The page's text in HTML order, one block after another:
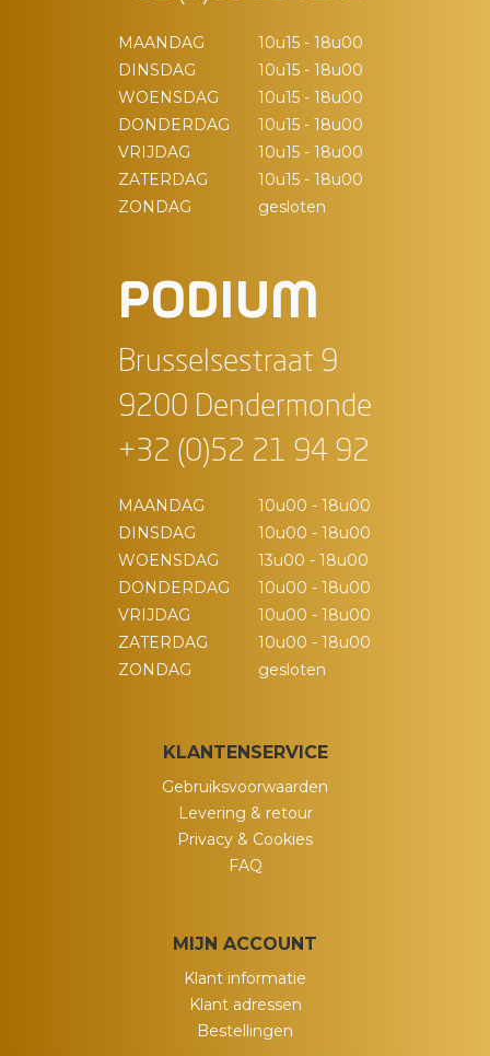
MAANDAG
10u15 - 18u00
DINSDAG
10u15 - 18u00
WOENSDAG
10u15 - 18u00
DONDERDAG
10u15 - 18u00
VRIJDAG
10u15 - 18u00
ZATERDAG
10u15 - 18u00
ZONDAG
gesloten
PODIUM
Brusselsestraat 9
9200 Dendermonde
+32 (0)52 21 94 92
MAANDAG
10u00 - 18u00
DINSDAG
10u00 - 18u00
WOENSDAG
13u00 - 18u00
DONDERDAG
10u00 - 18u00
VRIJDAG
10u00 - 18u00
ZATERDAG
10u00 - 18u00
ZONDAG
gesloten
KLANTENSERVICE
Gebruiksvoorwaarden
Levering & retour
Privacy & Cookies
FAQ
MIJN ACCOUNT
Klant informatie
Klant adressen
Bestellingen